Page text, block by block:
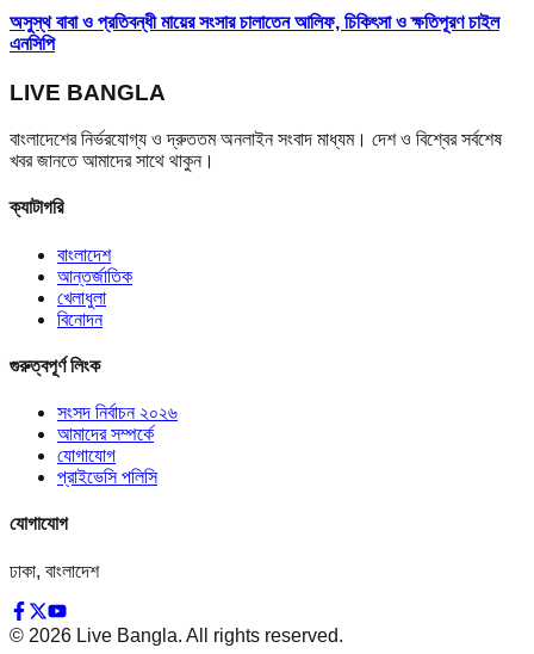
অসুস্থ বাবা ও প্রতিবন্ধী মায়ের সংসার চালাতেন আলিফ, চিকিৎসা ও ক্ষতিপূরণ চাইল
এনসিপি
LIVE BANGLA
বাংলাদেশের নির্ভরযোগ্য ও দ্রুততম অনলাইন সংবাদ মাধ্যম। দেশ ও বিশ্বের সর্বশেষ
খবর জানতে আমাদের সাথে থাকুন।
ক্যাটাগরি
বাংলাদেশ
আন্তর্জাতিক
খেলাধুলা
বিনোদন
গুরুত্বপূর্ণ লিংক
সংসদ নির্বাচন ২০২৬
আমাদের সম্পর্কে
যোগাযোগ
প্রাইভেসি পলিসি
যোগাযোগ
ঢাকা, বাংলাদেশ
© 2026 Live Bangla. All rights reserved.